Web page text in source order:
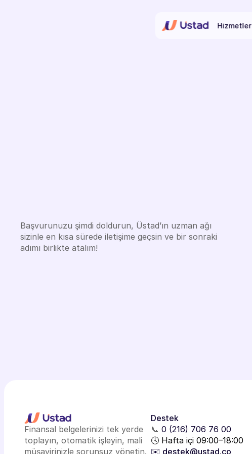
Hizmetler
Başvurunuzu şimdi doldurun, Üstad’ın uzman ağı
sizinle en kısa sürede iletişime geçsin ve bir sonraki
adımı birlikte atalım!
Finansal belgelerinizi tek yerde
toplayın, otomatik işleyin, mali
müşavirinizle sorunsuz yönetin.
Destek
📞 0 (216) 706 76 00
🕓 Hafta içi 09:00–18:00
✉️ destek@ustad.co